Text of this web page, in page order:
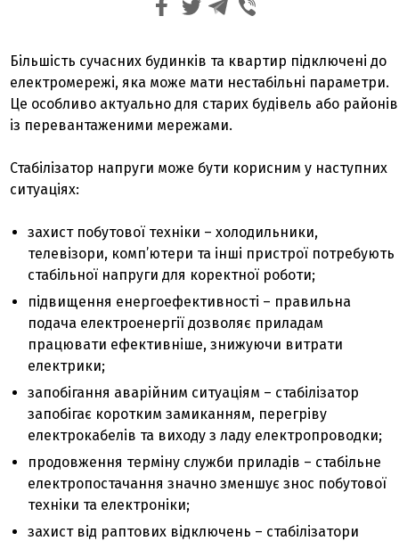
Більшість сучасних будинків та квартир підключені до
електромережі, яка може мати нестабільні параметри.
Це особливо актуально для старих будівель або районів
із перевантаженими мережами.
Стабілізатор напруги може бути корисним у наступних
ситуаціях:
захист побутової техніки – холодильники,
телевізори, комп’ютери та інші пристрої потребують
стабільної напруги для коректної роботи;
підвищення енергоефективності – правильна
подача електроенергії дозволяє приладам
працювати ефективніше, знижуючи витрати
електрики;
запобігання аварійним ситуаціям – стабілізатор
запобігає коротким замиканням, перегріву
електрокабелів та виходу з ладу електропроводки;
продовження терміну служби приладів – стабільне
електропостачання значно зменшує знос побутової
техніки та електроніки;
захист від раптових відключень – стабілізатори